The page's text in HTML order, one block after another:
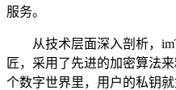
服务。
从技术层面深入剖析，
匠，采用了先进的加密算法
个数字世界里，用户的私钥